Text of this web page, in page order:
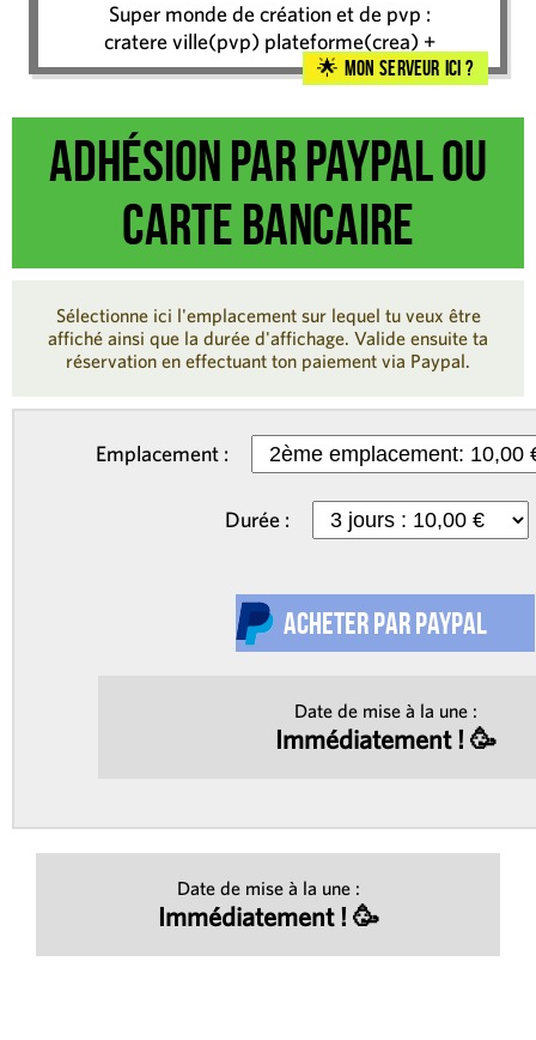
Super monde de création et de pvp :
cratere ville(pvp) plateforme(crea) +
Mon serveur ici ?
Adhésion par Paypal ou
carte bancaire
Sélectionne ici l'emplacement sur lequel tu veux être
affiché ainsi que la durée d'affichage. Valide ensuite ta
réservation en effectuant ton paiement via Paypal.
Emplacement :
Durée :
Date de mise à la une :
Immédiatement ! 🥳
Date de mise à la une :
Immédiatement ! 🥳